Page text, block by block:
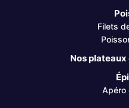
Filets
Nos
Apéro